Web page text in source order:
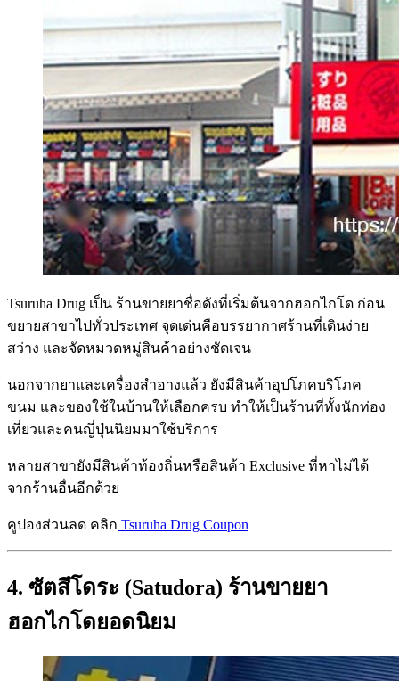
Tsuruha Drug เป็น ร้านขายยาชื่อดังที่เริ่มต้นจากฮอกไกโด ก่อน
ขยายสาขาไปทั่วประเทศ จุดเด่นคือบรรยากาศร้านที่เดินง่าย
สว่าง และจัดหมวดหมู่สินค้าอย่างชัดเจน
นอกจากยาและเครื่องสำอางแล้ว ยังมีสินค้าอุปโภคบริโภค
ขนม และของใช้ในบ้านให้เลือกครบ ทำให้เป็นร้านที่ทั้งนักท่อง
เที่ยวและคนญี่ปุ่นนิยมมาใช้บริการ
หลายสาขายังมีสินค้าท้องถิ่นหรือสินค้า Exclusive ที่หาไม่ได้
จากร้านอื่นอีกด้วย
คูปองส่วนลด คลิก Tsuruha Drug Coupon
4. ซัตสึโดระ (Satudora) ร้านขายยา
ฮอกไกโดยอดนิยม